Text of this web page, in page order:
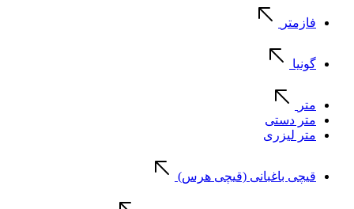
فازمتر
گونیا
متر
متر دستی
متر لیزری
قیچی باغبانی (قیچی هرس)